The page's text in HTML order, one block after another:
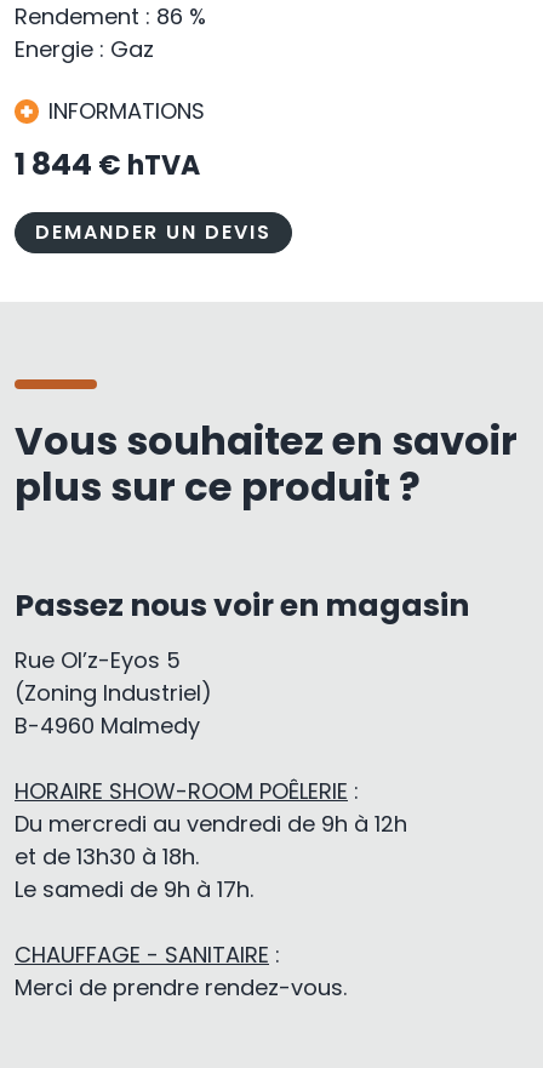
Rendement : 86 %
Energie : Gaz
INFORMATIONS
1 844 € hTVA
DEMANDER UN DEVIS
Vous souhaitez en savoir
plus sur ce produit ?
Passez nous voir en magasin
Rue Ol’z-Eyos 5
(Zoning Industriel)
B-4960 Malmedy
HORAIRE SHOW-ROOM POÊLERIE :
Du mercredi au vendredi de 9h à 12h
et de 13h30 à 18h.
Le samedi de 9h à 17h.
CHAUFFAGE - SANITAIRE :
Merci de prendre rendez-vous.